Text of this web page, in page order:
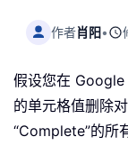
作者肖阳•
假设您在 Google
的单元格值删除
“Complete”的所